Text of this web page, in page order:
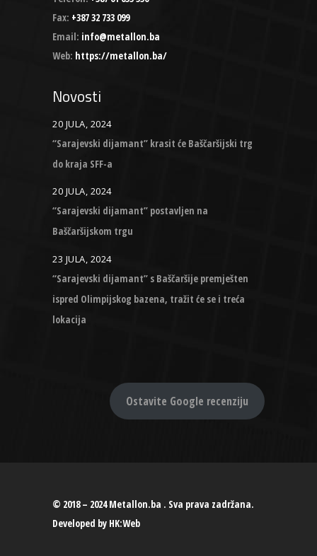
Fax: +387 32 733 099
Email: info@metallon.ba
Web: https://metallon.ba/
Novosti
20 JULA, 2024
“Sarajevski dijamant” krasit će Baščaršijski trg
do kraja SFF-a
20 JULA, 2024
“Sarajevski dijamant” postavljen na
Baščaršijskom trgu
23 JULA, 2024
“Sarajevski dijamant” s Baščaršije premješten
ispred Olimpijskog bazena, tražit će se i treća
lokacija
Ostavite Google recenziju
© 2018 – 2024 Metallon.ba . Sva prava zadržana.
Developed by HK:Web